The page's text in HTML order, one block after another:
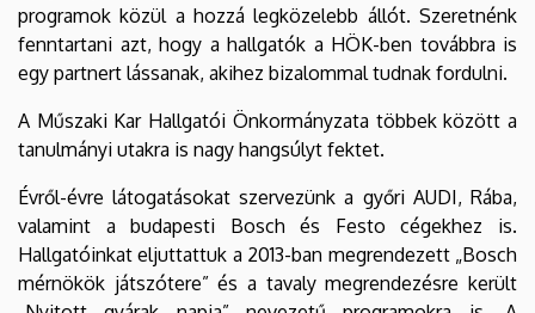
programok közül a hozzá legközelebb állót. Szeretnénk
fenntartani azt, hogy a hallgatók a HÖK-ben továbbra is
egy partnert lássanak, akihez bizalommal tudnak fordulni.
A Műszaki Kar Hallgatói Önkormányzata többek között a
tanulmányi utakra is nagy hangsúlyt fektet.
Évről-évre látogatásokat szervezünk a győri AUDI, Rába,
valamint a budapesti Bosch és Festo cégekhez is.
Hallgatóinkat eljuttattuk a 2013-ban megrendezett „Bosch
mérnökök játszótere” és a tavaly megrendezésre került